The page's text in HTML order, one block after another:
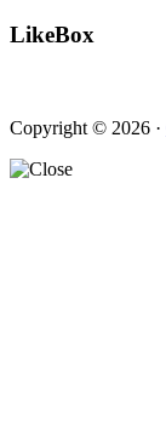
LikeBox
Copyright © 2026 ·